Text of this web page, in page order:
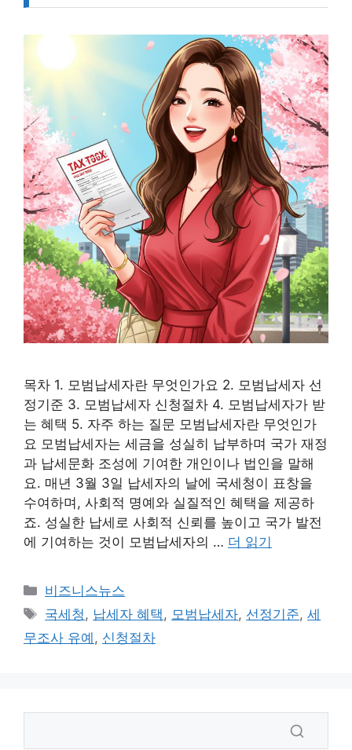
목차 1. 모범납세자란 무엇인가요 2. 모범납세자 선
정기준 3. 모범납세자 신청절차 4. 모범납세자가 받
는 혜택 5. 자주 하는 질문 모범납세자란 무엇인가
요 모범납세자는 세금을 성실히 납부하며 국가 재정
과 납세문화 조성에 기여한 개인이나 법인을 말해
요. 매년 3월 3일 납세자의 날에 국세청이 표창을
수여하며, 사회적 명예와 실질적인 혜택을 제공하
죠. 성실한 납세로 사회적 신뢰를 높이고 국가 발전
에 기여하는 것이 모범납세자의 … 더 읽기
카
테
리
비즈니스뉴스
태
그
국세청, 납세자 혜택, 모범납세자, 선정기준,세
무조사 유예 , 신청절차